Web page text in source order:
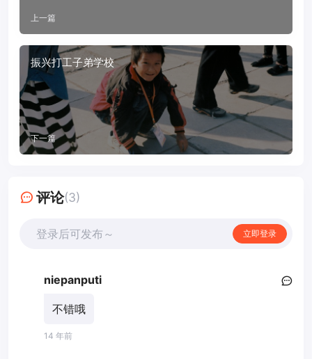
上一篇
振兴打工子弟学校
下一篇
评论(3)
登录后可发布～ 立即登录
niepanputi
不错哦
14 年前